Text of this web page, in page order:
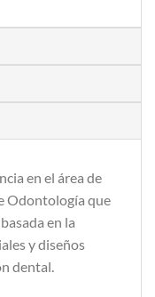
en el área de
Odontología que
en la
y diseños
dental.